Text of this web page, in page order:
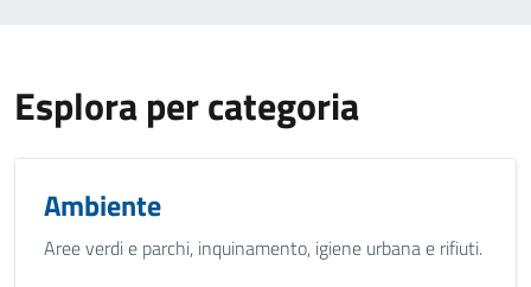
Esplora per categoria
Ambiente
Aree verdi e parchi, inquinamento, igiene urbana e rifiuti.